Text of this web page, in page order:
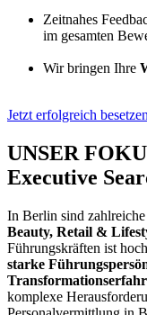
Zeitnahes
im gesamten
Wir bringen Ihre
Jetzt erfolgreich
UNSER
Executive
In Berlin sind
Beauty, Retail &
Führungskräften ist
starke
komplexe